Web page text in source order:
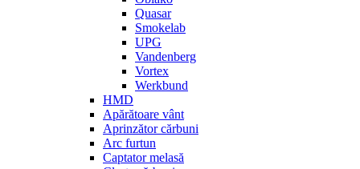
Quasar
Smokelab
UPG
Vandenberg
Vortex
Werkbund
HMD
Apărătoare vânt
Aprinzător cărbuni
Arc furtun
Captator melasă